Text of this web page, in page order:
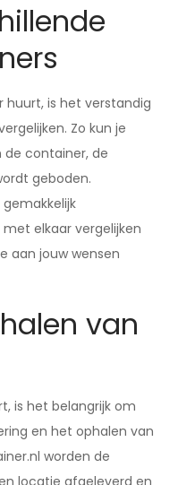
is het verstandig
Zo kun je
container, de
geboden.
elkaar vergelijken
aan jouw wensen
van
is het belangrijk om
en het ophalen van
worden de
locatie afgeleverd en